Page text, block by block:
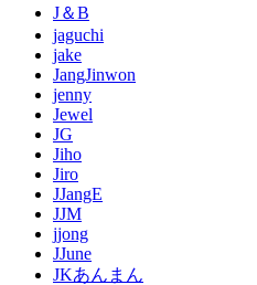
J＆B
jaguchi
jake
JangJinwon
jenny
Jewel
JG
Jiho
Jiro
JJangE
JJM
jjong
JJune
JKあんまん